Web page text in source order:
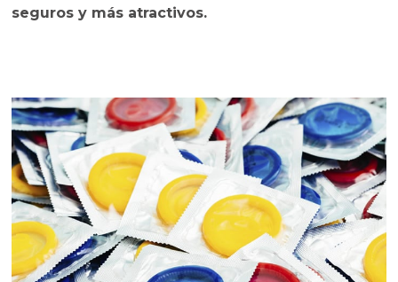
seguros y más atractivos.